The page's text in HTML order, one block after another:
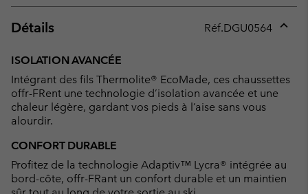
Détails Réf.DGU0564
ISOLATION AVANCÉE
Intégrant des fils Thermolite® EcoMade, ces chaussettes
offr-FRent une technologie d’isolation avancée et une
chaleur légère, gardant vos pieds à l’aise sans vous
alourdir.
CONFORT DURABLE
Profitez de la technologie Adaptiv™ Lycra® intégrée au
bord-côte, offr-FRant un confort durable et un maintien